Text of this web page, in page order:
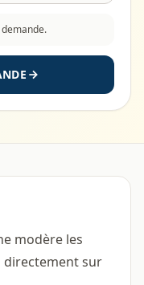
demande.
modère les
directement sur